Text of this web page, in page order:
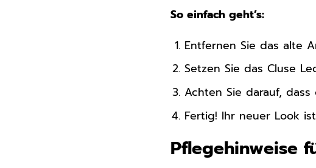
So einfach geht’s:
Entfernen Sie das alte
Setzen Sie das Cluse
Achten Sie darauf,
Fertig! Ihr neuer Look
Pflegehinweise